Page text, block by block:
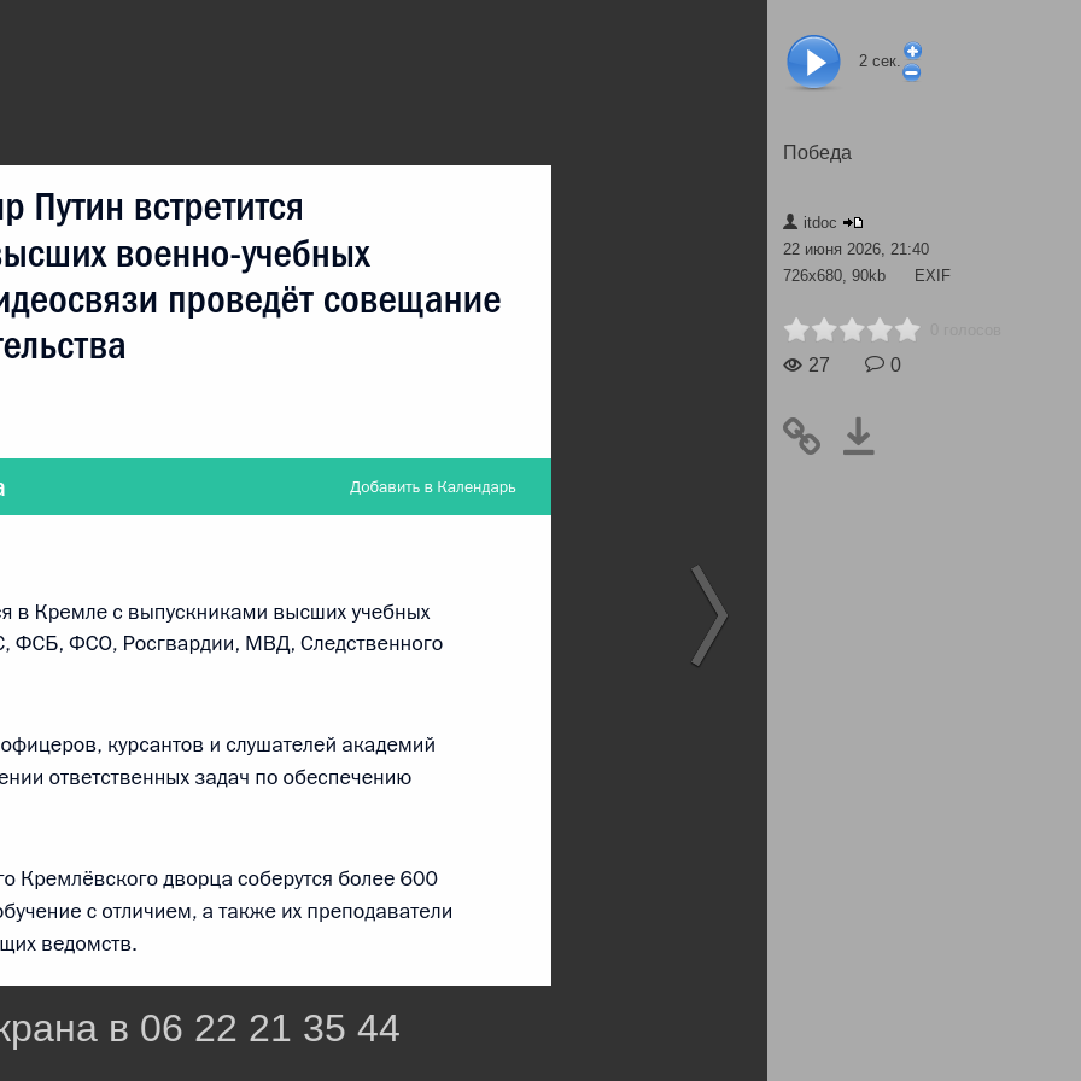
2 сек.
Победа
itdoc
22 июня 2026, 21:40
726x680, 90kb
EXIF
27 0
в 06 22 21 35 44